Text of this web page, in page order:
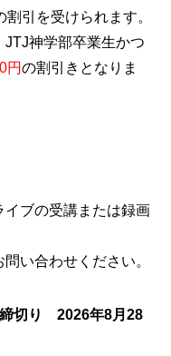
割引を受けられます。
神学部卒業生かつ
円の割引きとなりま
イブの受講または録画
い合わせください。
締切り 2026年8月28